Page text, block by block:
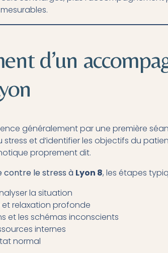
d’un
généralement par une première
et d’identifier les objectifs du
proprement dit.
contre le stress à Lyon 8, les étapes
la situation
relaxation profonde
et les schémas inconscients
internes
normal